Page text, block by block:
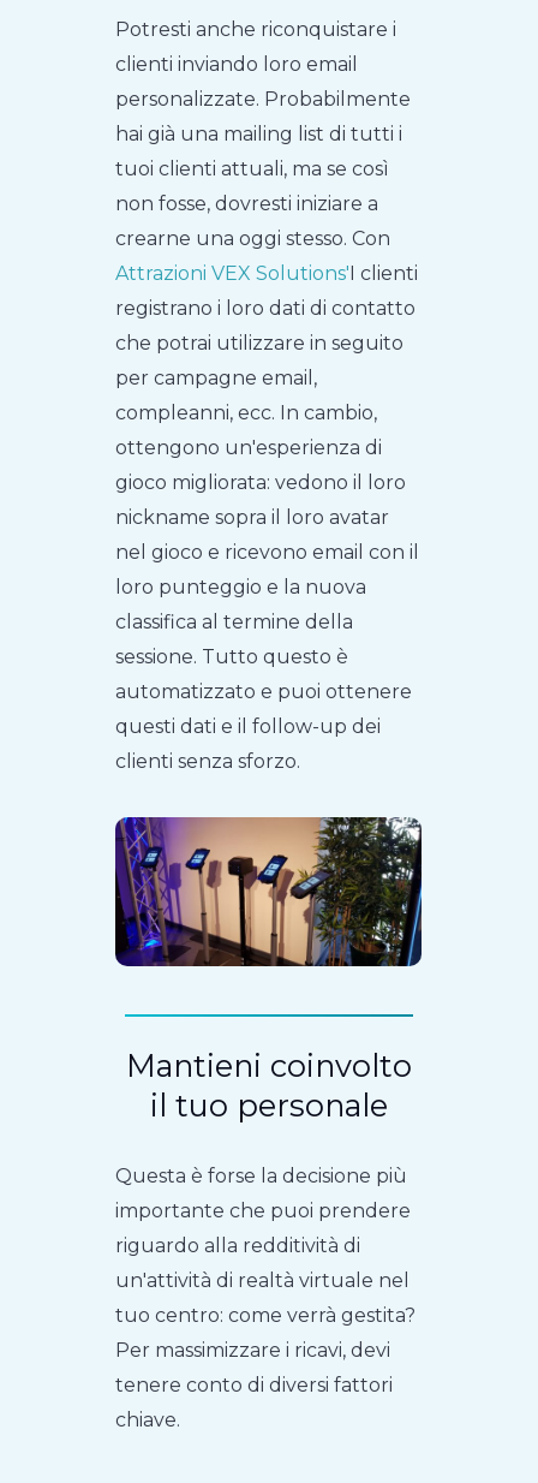
Potresti anche riconquistare i
clienti inviando loro email
personalizzate. Probabilmente
hai già una mailing list di tutti i
tuoi clienti attuali, ma se così
non fosse, dovresti iniziare a
crearne una oggi stesso. Con
Attrazioni VEX Solutions'I clienti
registrano i loro dati di contatto
che potrai utilizzare in seguito
per campagne email,
compleanni, ecc. In cambio,
ottengono un'esperienza di
gioco migliorata: vedono il loro
nickname sopra il loro avatar
nel gioco e ricevono email con il
loro punteggio e la nuova
classifica al termine della
sessione. Tutto questo è
automatizzato e puoi ottenere
questi dati e il follow-up dei
clienti senza sforzo.
Mantieni coinvolto
il tuo personale
Questa è forse la decisione più
importante che puoi prendere
riguardo alla redditività di
un'attività di realtà virtuale nel
tuo centro: come verrà gestita?
Per massimizzare i ricavi, devi
tenere conto di diversi fattori
chiave.